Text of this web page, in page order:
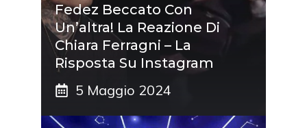
Fedez Beccato Con
Un’altra! La Reazione Di
Chiara Ferragni – La
Risposta Su Instagram
5 Maggio 2024